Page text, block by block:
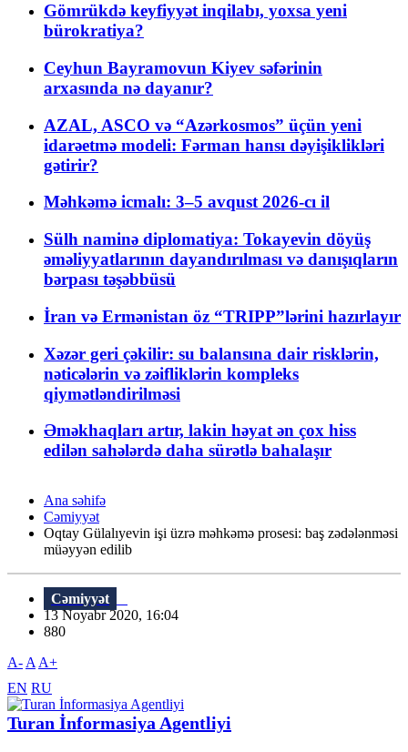
Gömrükdə keyfiyyət inqilabı, yoxsa yeni
bürokratiya?
Ceyhun Bayramovun Kiyev səfərinin
arxasında nə dayanır?
AZAL, ASCO və “Azərkosmos” üçün yeni
idarəetmə modeli: Fərman hansı dəyişiklikləri
gətirir?
Məhkəmə icmalı: 3–5 avqust 2026-cı il
Sülh naminə diplomatiya: Tokayevin döyüş
əməliyyatlarının dayandırılması və danışıqların
bərpası təşəbbüsü
İran və Ermənistan öz “TRIPP”lərini hazırlayır
Xəzər geri çəkilir: su balansına dair risklərin,
nəticələrin və zəifliklərin kompleks
qiymətləndirilməsi
Əməkhaqları artır, lakin həyat ən çox hiss
edilən sahələrdə daha sürətlə bahalaşır
Ana səhifə
Cəmiyyət
Oqtay Gülalıyevin işi üzrə məhkəmə prosesi: baş zədələnməsi
müəyyən edilib
Cəmiyyət
13 Noyabr 2020, 16:04
880
A- A A+
EN RU
Turan İnformasiya Agentliyi